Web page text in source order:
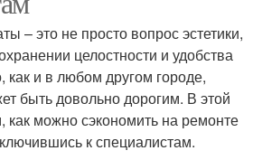
– это не просто вопрос эстетики,
целостности и удобства
и в любом другом городе,
быть довольно дорогим. В этой
как можно сэкономить на ремонте
к специалистам.